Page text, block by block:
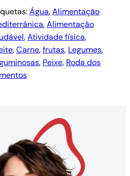
Água, Alimentação
, Alimentação
, Atividade física,
, Carne, frutas, Legumes,
, Peixe, Roda dos